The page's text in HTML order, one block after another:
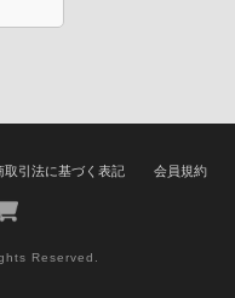
取引法に基づく表記 会員規約
Reserved.